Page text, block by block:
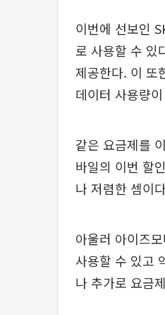
이번에 선보인
로 사용할 수 있
제공한다. 이 또
데이터 사용량
같은 요금제를
바일의 이번 할
나 저렴한 셈이
아울러 아이즈
사용할 수 있고
나 추가로 요금